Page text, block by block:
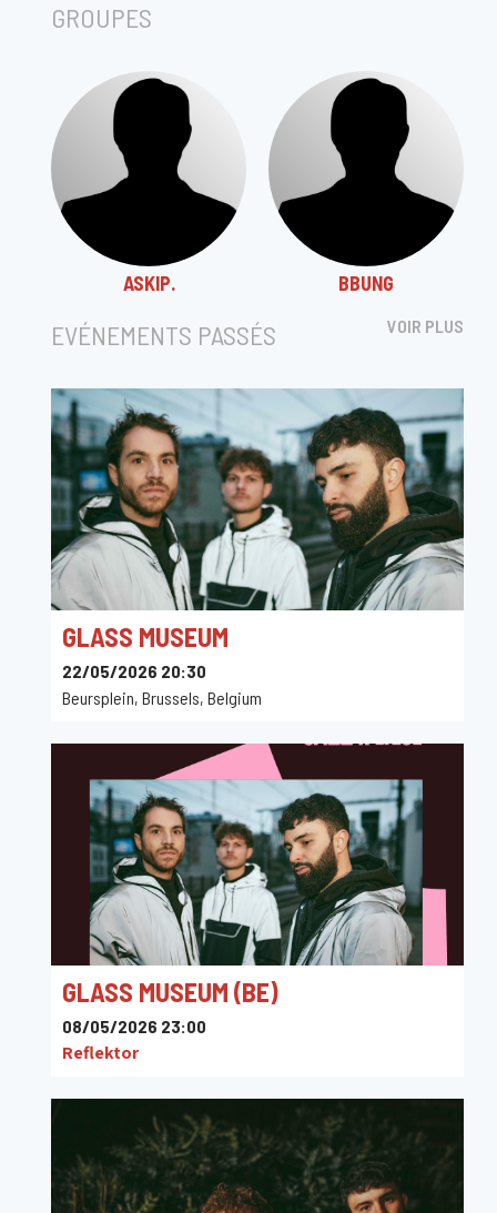
GROUPES
ASKIP. BBUNG
EVÉNEMENTS PASSÉS VOIR PLUS
GLASS MUSEUM
22/05/2026 20:30
Beursplein, Brussels, Belgium
GLASS MUSEUM (BE)
08/05/2026 23:00
Reflektor